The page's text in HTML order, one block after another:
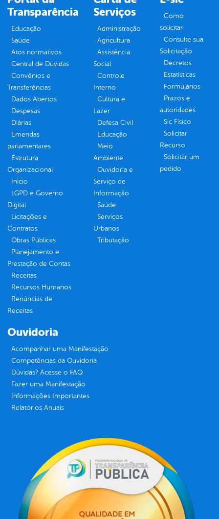
Transparência
Educação
Saúde
Atos normativos
Central de Dúvidas
Convênios e
Transferências
Dados Abertos
Despesas
Diárias
Emendas
parlamentares
Estrutura
Organizacional
Inicio
LGPD e Governo
Digital
Licitações e
Contratos
Obras Públicas
Planejamento e
Prestação de Contas
Receitas
Recursos Humanos
Renúncias de
Receitas
Serviços
Administração
Agricultura
Assistência
Social
Controle
Interno
Cultura e
Lazer
Defesa Civil
Educação
Meio
Ambiente
Ouvidoria e
Serviço de
Informação
Saúde
Serviços
Urbanos
Tributação
Como
solicitar
Consulte sua
Solicitação
Decretos
Estatísticas
Formulários
Prazos e
autoridades
Sic Físico
Solicitar
Recurso
Solicitar um
pedido
Ouvidoria
Acompanhar uma Manifestação
Competências da Ouvidoria
Dúvidas? Acesse o FAQ
Fazer uma Manifestação
Informações Importantes
Relatórios Anuais